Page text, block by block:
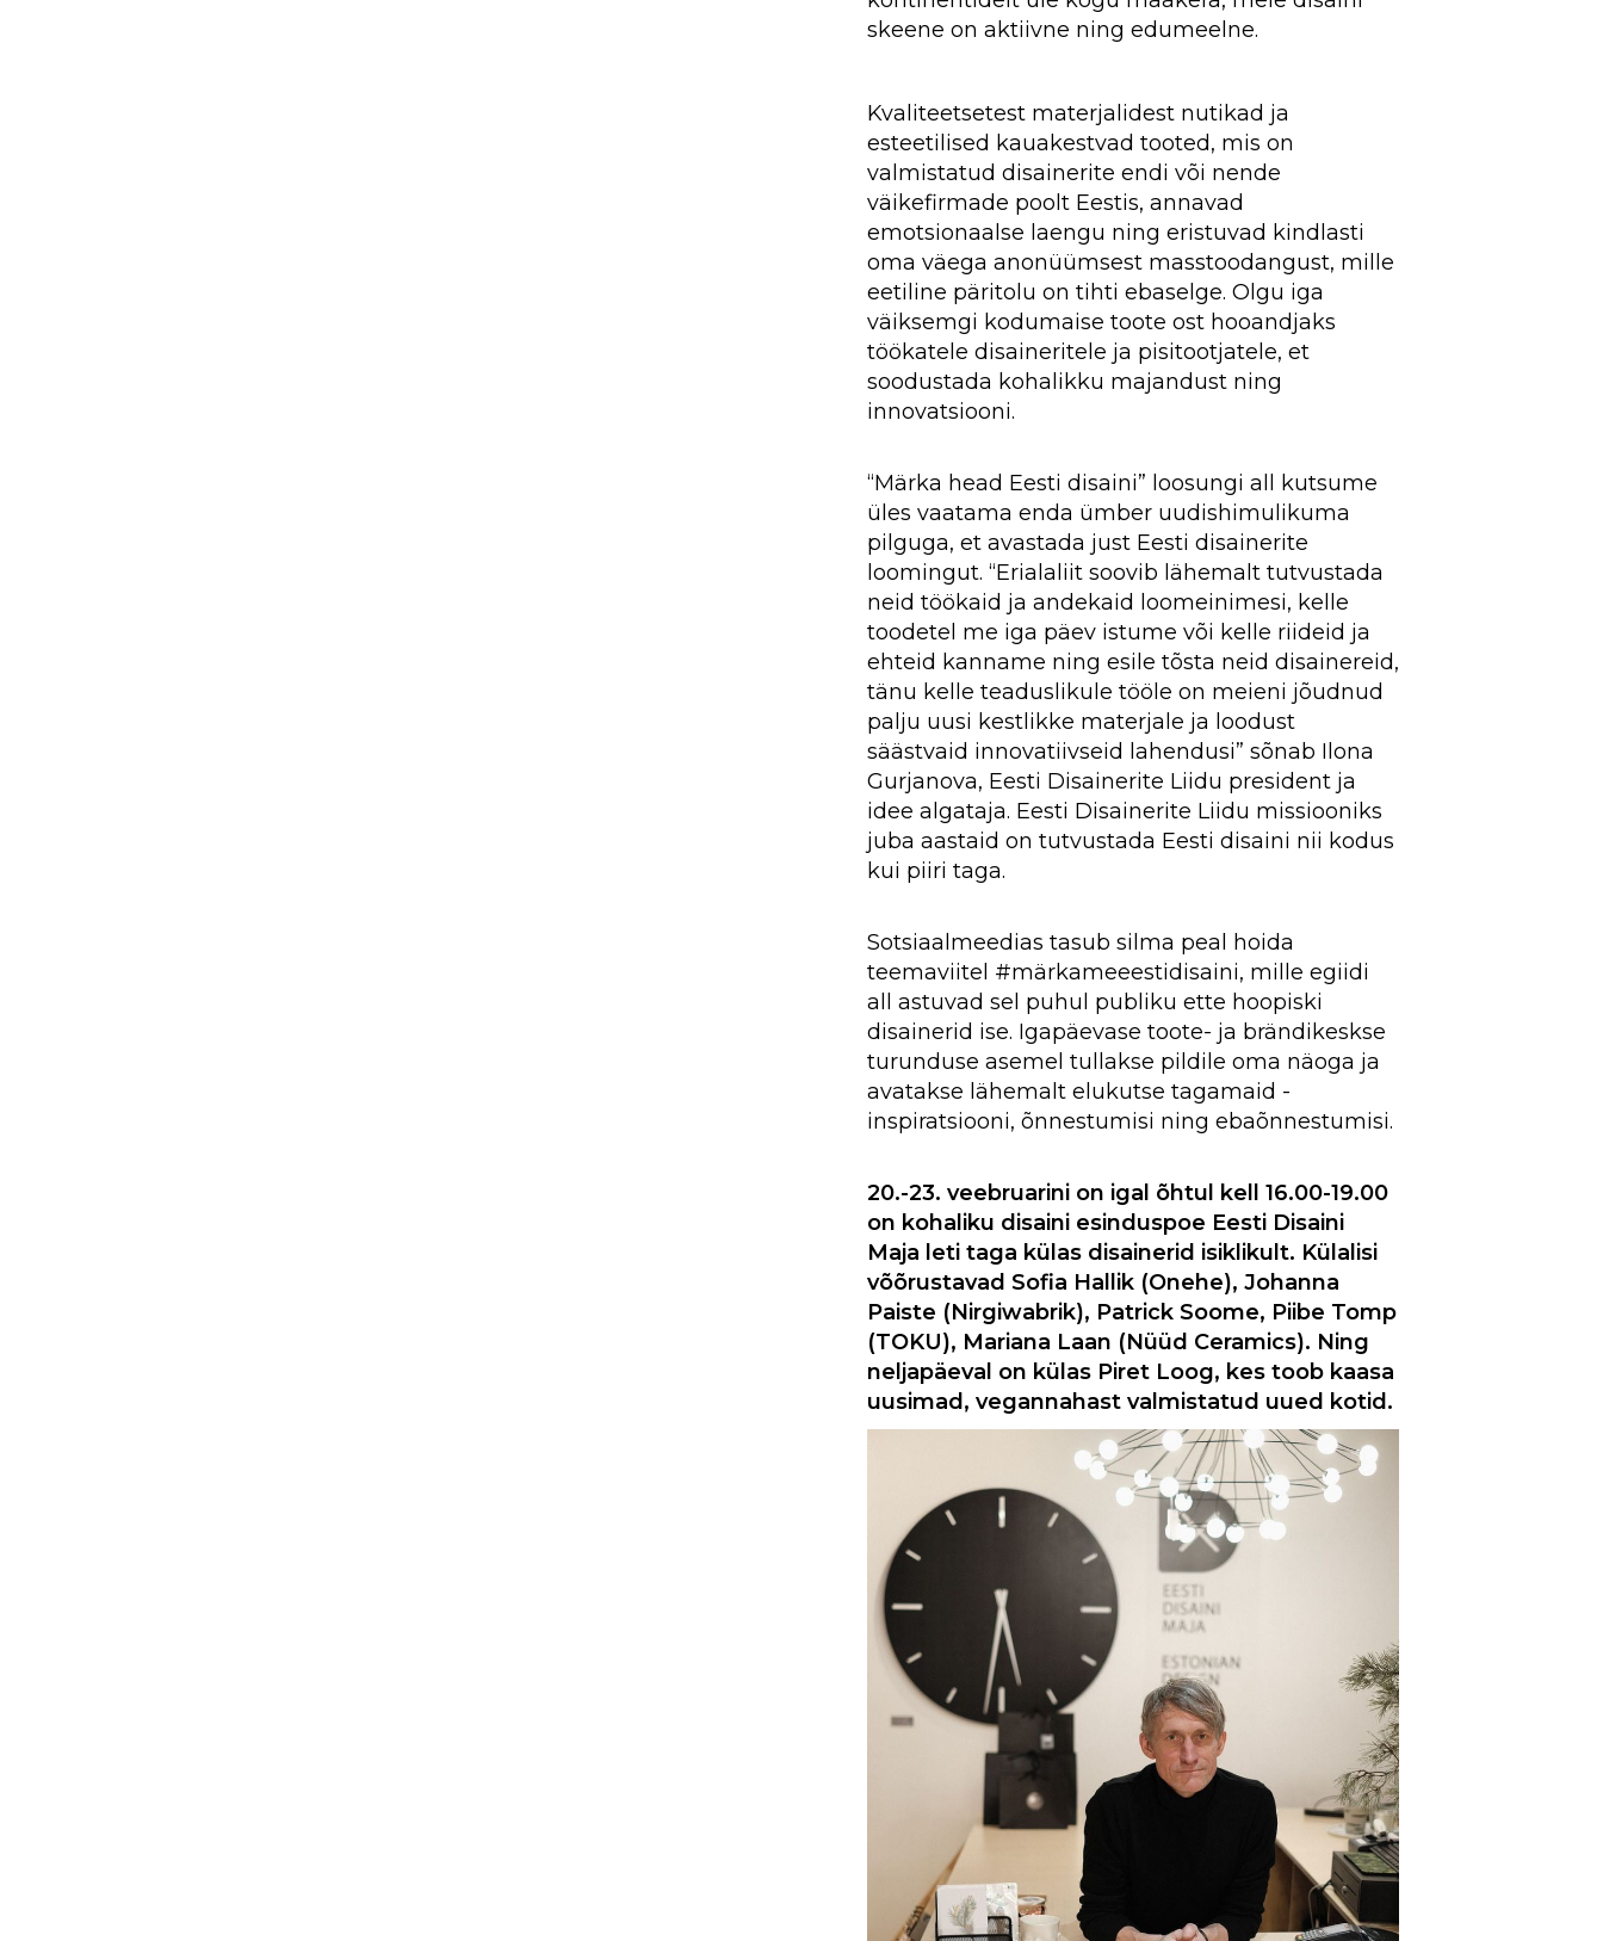
skeene on aktiivne ning edumeelne.
Kvaliteetsetest materjalidest nutikad ja
esteetilised kauakestvad tooted, mis on
valmistatud disainerite endi või nende
väikefirmade poolt Eestis, annavad
emotsionaalse laengu ning eristuvad kindlasti
oma väega anonüümsest masstoodangust, mille
eetiline päritolu on tihti ebaselge. Olgu iga
väiksemgi kodumaise toote ost hooandjaks
töökatele disaineritele ja pisitootjatele, et
soodustada kohalikku majandust ning
innovatsiooni.
“Märka head Eesti disaini” loosungi all kutsume
üles vaatama enda ümber uudishimulikuma
pilguga, et avastada just Eesti disainerite
loomingut. “Erialaliit soovib lähemalt tutvustada
neid töökaid ja andekaid loomeinimesi, kelle
toodetel me iga päev istume või kelle riideid ja
ehteid kanname ning esile tõsta neid disainereid,
tänu kelle teaduslikule tööle on meieni jõudnud
palju uusi kestlikke materjale ja loodust
säästvaid innovatiivseid lahendusi” sõnab Ilona
Gurjanova, Eesti Disainerite Liidu president ja
idee algataja. Eesti Disainerite Liidu missiooniks
juba aastaid on tutvustada Eesti disaini nii kodus
kui piiri taga.
Sotsiaalmeedias tasub silma peal hoida
teemaviitel #märkameeestidisaini, mille egiidi
all astuvad sel puhul publiku ette hoopiski
disainerid ise. Igapäevase toote- ja brändikeskse
turunduse asemel tullakse pildile oma näoga ja
avatakse lähemalt elukutse tagamaid -
inspiratsiooni, õnnestumisi ning ebaõnnestumisi.
20.-23. veebruarini on igal õhtul kell 16.00-19.00
on kohaliku disaini esinduspoe Eesti Disaini
Maja leti taga külas disainerid isiklikult. Külalisi
võõrustavad Sofia Hallik (Onehe), Johanna
Paiste (Nirgiwabrik), Patrick Soome, Piibe Tomp
(TOKU), Mariana Laan (Nüüd Ceramics). Ning
neljapäeval on külas Piret Loog, kes toob kaasa
uusimad, vegannahast valmistatud uued kotid.